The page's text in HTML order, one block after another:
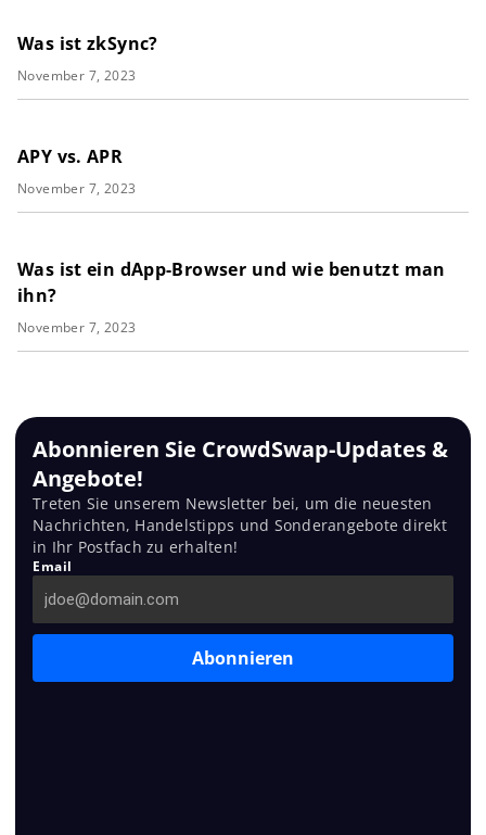
Was ist zkSync?
November 7, 2023
APY vs. APR
November 7, 2023
Was ist ein dApp-Browser und wie benutzt man
ihn?
November 7, 2023
Abonnieren Sie CrowdSwap-Updates &
Angebote!
Treten Sie unserem Newsletter bei, um die neuesten
Nachrichten, Handelstipps und Sonderangebote direkt
in Ihr Postfach zu erhalten!
Email
Abonnieren